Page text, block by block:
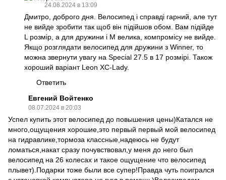
24.08.2024 в 13:09
Дмитро, доброго дня. Велосипед і справді гарний, але тут
не вийде зробити так щоб він підійшов обом. Вам підійде
L розмір, а для дружини і M велика, компромісу не вийде.
Якщо розглядати велосипед для дружини з Winner, то
можна звернути увагу на Special 27.5 в 17 розмірі. Також
хороший варіант Leon XC-Lady.
Ответить
Евгений Войтенко
08.07.2024 в 20:03
Успел купить этот велосипед до повышения цены)Катался не
много,ощущения хорошие,это первый первый мой велосипед
на гидравлике,тормоза классные,надеюсь не будут
ломаться,накат сразу почувствовал,у меня до него был
велосипед на 26 колесах и такое ощущение что велосипед
плывет).Подарки тоже были все супер!Правда чуть поигрался